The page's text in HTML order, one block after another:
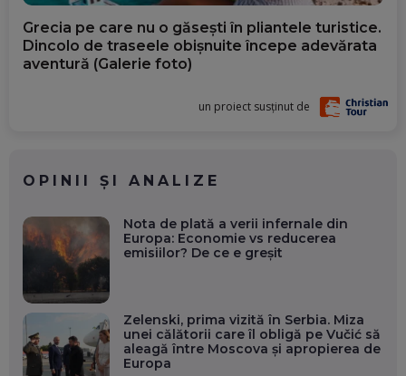
Grecia pe care nu o găsești în pliantele turistice.
Dincolo de traseele obișnuite începe adevărata
aventură (Galerie foto)
un proiect susținut de
OPINII ȘI ANALIZE
Nota de plată a verii infernale din
Europa: Economie vs reducerea
emisiilor? De ce e greșit
Zelenski, prima vizită în Serbia. Miza
unei călătorii care îl obligă pe Vučić să
aleagă între Moscova și apropierea de
Europa